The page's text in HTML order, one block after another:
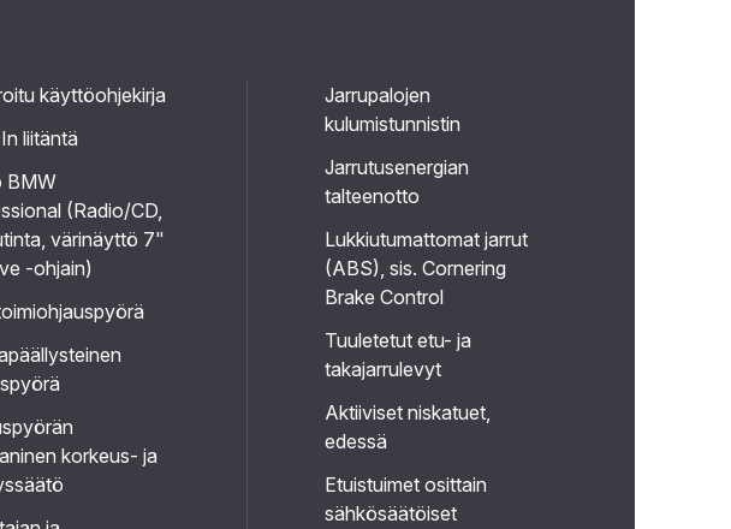
käyttöohjekirja
liitäntä
BMW
(Radio/CD,
värinäyttö 7"
-ohjain)
korkeus- ja
Jarrupalojen
kulumistunnistin
Jarrutusenergian
talteenotto
Lukkiutumattomat jarrut
(ABS), sis. Cornering
Brake Control
Tuuletetut etu- ja
takajarrulevyt
Aktiiviset niskatuet,
edessä
Etuistuimet osittain
sähkösäätöiset